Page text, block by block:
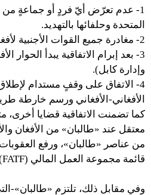
1- عدم تعرّض أيّ فردٍ أو جماعةٍ من
المتحدة وحلفائها بالتهديد.
2- مغادرة جميع القوات الأجنبية لأفغانستان.
3- بعد إبرام الاتفاقية يبدأ الحوار
وإدارة كابل).
4- الاتفاق على وقفٍ مستدام لإطلاق
الأفغاني-الأفغاني ورسم خارطة
من عناصر «طالبان»، ورفع
قائمة مجموعة العمل المالي (FATF).
وفي مقابل ذلك، تلتزم «طالبان»-